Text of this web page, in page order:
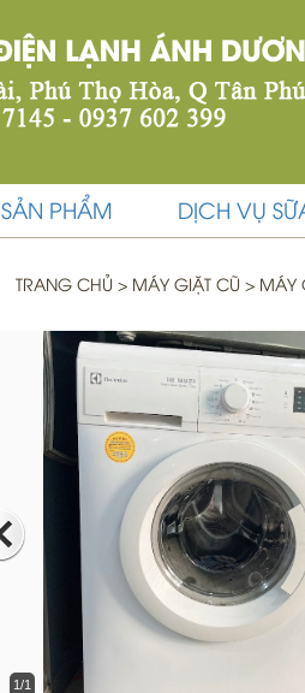
SẢN PHẨM DỊCH VỤ
TRANG CHỦ > MÁY GIẶT CŨ > MÁY
1/1